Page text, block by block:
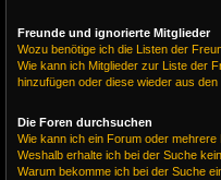
Freunde und ignorierte Mitglieder
Wozu benötige ich die Listen der
Wie kann ich Mitglieder zur Liste der
hinzufügen oder diese wieder aus
Die Foren durchsuchen
Wie kann ich ein Forum oder
Weshalb erhalte ich bei der Suche
Warum bekomme ich bei der Suche